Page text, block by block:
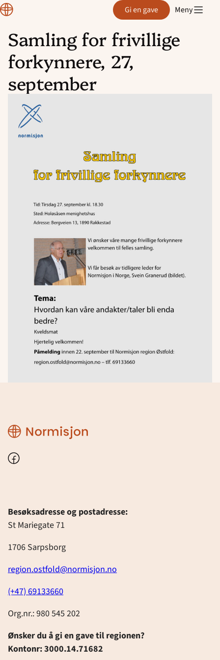
Hopp
til
innhold
Region
Østfold Gi en gave Meny
Samling for frivillige
forkynnere, 27,
september
Region
Østfold
Facebook
Besøksadresse og postadresse:
St Mariegate 71
1706 Sarpsborg
region.ostfold@normisjon.no
(+47) 69133660
Org.nr.: 980 545 202
Ønsker du å gi en gave til regionen?
Kontonr: 3000.14.71682